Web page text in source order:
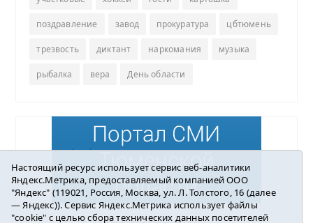
поздравление завод прокуратура цбтюмень
трезвость диктант наркомания музыка
рыбалка вера День области
Настоящий ресурс использует сервис веб-аналитики
Яндекс.Метрика, предоставляемый компанией ООО
"Яндекс" (119021, Россия, Москва, ул. Л. Толстого, 16 (далее
— Яндекс)). Сервис Яндекс.Метрика использует файлы
"cookie" с целью сбора технических данных посетителей